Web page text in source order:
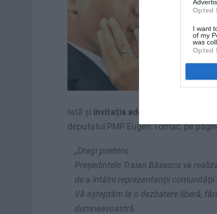
Opted
I want
of my
was
Opted
Iată și invitația adresată de Traian
deputatul PMP Eugen Tomac, pe
„Dragi prieteni,
Preşedintele Traian Băsescu va
de a întâlni reprezentanţii comunităţii
Vă aşteptăm la o dezbatere liberă,
dumneavoastră.